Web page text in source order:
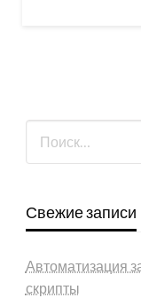
Свежие записи
Автоматизация
скрипты